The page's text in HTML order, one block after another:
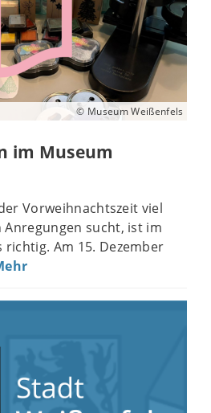
© Museum Weißenfels
im Museum
Vorweihnachtszeit viel
sucht, ist im
richtig. Am 15. Dezember